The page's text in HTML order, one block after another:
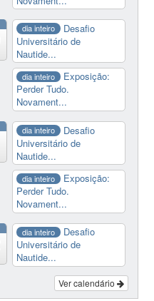
dia inteiro
Desafio
Universitário de
Nautide...
dia inteiro
Exposição:
Perder Tudo.
Novament...
dia inteiro
Desafio
Universitário de
Nautide...
dia inteiro
Exposição:
Perder Tudo.
Novament...
dia inteiro
Desafio
Universitário de
Nautide...
Ver calendário